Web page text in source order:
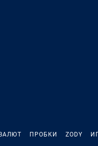
ПРОБКИ ZODY